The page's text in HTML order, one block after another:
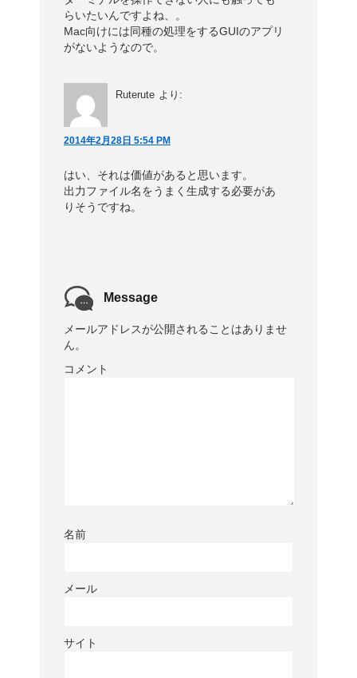
らいたいんですよね、。
Mac向けには同種の処理をするGUIのアプリ
がないようなので。
Ruterute より:
2014年2月28日 5:54 PM
はい、それは価値があると思います。
出力ファイル名をうまく生成する必要があ
りそうですね。
Message
メールアドレスが公開されることはありませ
ん。
コメント
名前
メール
サイト